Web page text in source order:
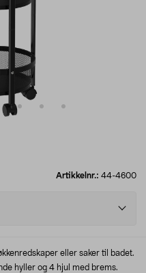
Artikkelnr.: 44-4600
eller saker til badet.
hyller og 4 hjul med brems.